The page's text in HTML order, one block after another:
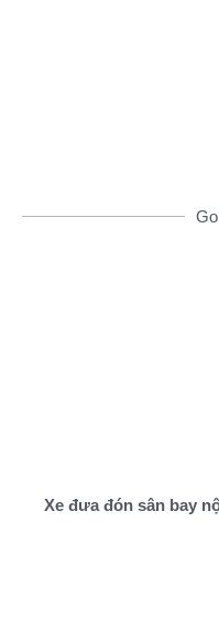
Xe đưa đón sân bay